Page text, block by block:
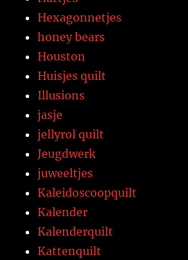
Hexagonnetjes
honey bears
Houston
Huisjes quilt
Illusions
jasje
jellyrol quilt
Jeugdwerk
juweeltjes
Kaleidoscoopquilt
Kalender
Kalenderquilt
Kattenquilt